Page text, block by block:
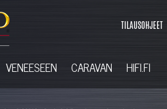
TILAUSOHJEET
VENEESEEN CARAVAN HIFI.FI